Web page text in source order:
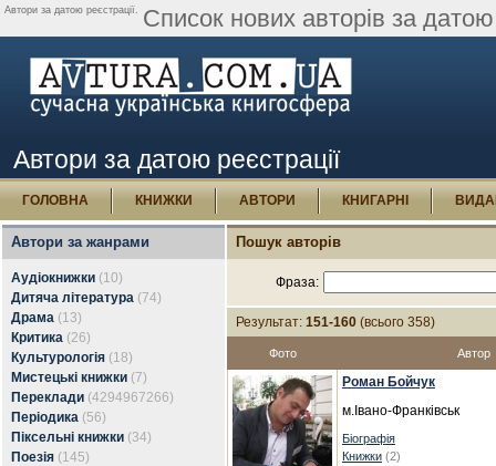
Автори за датою реєстрації. Список нових авторів за
Автори за датою реєстрації
ГОЛОВНА КНИЖКИ АВТОРИ КНИГАРНІ
Автори за жанрами
Аудіокнижки (10)
Дитяча література (74)
Драма (13)
Критика (26)
Культурологія (18)
Мистецькі книжки (7)
Переклади (4294967266)
Періодика (56)
Піксельні книжки (34)
Поезія (145)
Пошук авторів
Фраза:
Результат: 151-160 (всього 358)
Фото Автор
Роман Бойчук
м.Івано-Франківськ
Біографія
Книжки (2)